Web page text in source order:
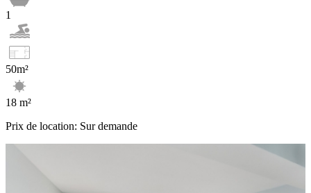
1
50m²
18 m²
Prix de location: Sur demande